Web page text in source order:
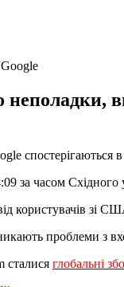
спостерігаються
за часом
користувачів зі
проблеми з
сталися глобальні